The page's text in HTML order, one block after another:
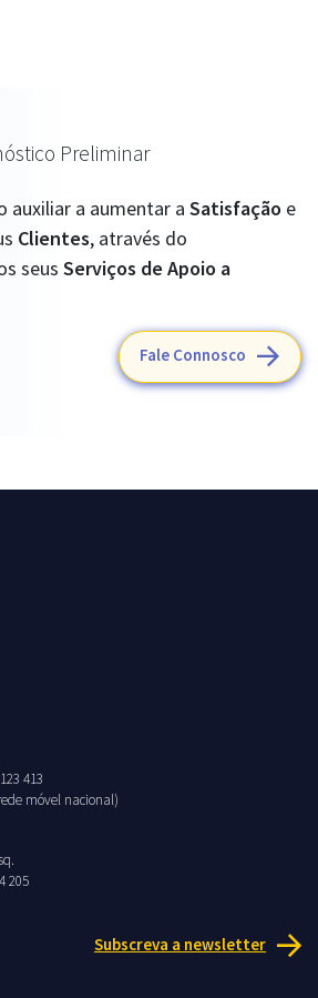
Preliminar
auxiliar a aumentar a Satisfação e
Clientes, através do
seus Serviços de Apoio a
Fale Connosco
413
móvel nacional)
205
Subscreva a newsletter